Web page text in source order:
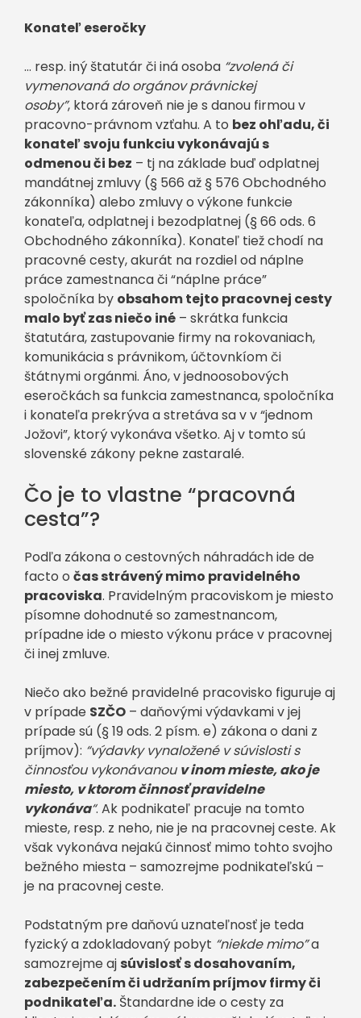
Konateľ eseročky
… resp. iný štatutár či iná osoba “zvolená či
vymenovaná do orgánov právnickej
osoby”, ktorá zároveň nie je s danou firmou v
pracovno-právnom vzťahu. A to bez ohľadu, či
konateľ svoju funkciu vykonávajú s
odmenou či bez – tj na základe buď odplatnej
mandátnej zmluvy (§ 566 až § 576 Obchodného
zákonníka) alebo zmluvy o výkone funkcie
konateľa, odplatnej i bezodplatnej (§ 66 ods. 6
Obchodného zákonníka). Konateľ tiež chodí na
pracovné cesty, akurát na rozdiel od náplne
práce zamestnanca či “náplne práce”
spoločníka by obsahom tejto pracovnej cesty
malo byť zas niečo iné – skrátka funkcia
štatutára, zastupovanie firmy na rokovaniach,
komunikácia s právnikom, účtovnkíom či
štátnymi orgánmi. Áno, v jednoosobových
eseročkách sa funkcia zamestnanca, spoločníka
i konateľa prekrýva a stretáva sa v v “jednom
Jožovi”, ktorý vykonáva všetko. Aj v tomto sú
slovenské zákony pekne zastaralé.
Čo je to vlastne “pracovná
cesta”?
Podľa zákona o cestovných náhradách ide de
facto o čas strávený mimo pravidelného
pracoviska. Pravidelným pracoviskom je miesto
písomne dohodnuté so zamestnancom,
prípadne ide o miesto výkonu práce v pracovnej
či inej zmluve.
Niečo ako bežné pravidelné pracovisko figuruje aj
v prípade SZČO – daňovými výdavkami v jej
prípade sú (§ 19 ods. 2 písm. e) zákona o dani z
príjmov): “výdavky vynaložené v súvislosti s
činnosťou vykonávanou v inom mieste, ako je
miesto, v ktorom činnosť pravidelne
vykonáva“. Ak podnikateľ pracuje na tomto
mieste, resp. z neho, nie je na pracovnej ceste. Ak
však vykonáva nejakú činnosť mimo tohto svojho
bežného miesta – samozrejme podnikateľskú –
je na pracovnej ceste.
Podstatným pre daňovú uznateľnosť je teda
fyzický a zdokladovaný pobyt “niekde mimo”a
samozrejme aj súvislosť s dosahovaním,
zabezpečením či udržaním príjmov firmy či
podnikateľa. Štandardne ide o cesty za